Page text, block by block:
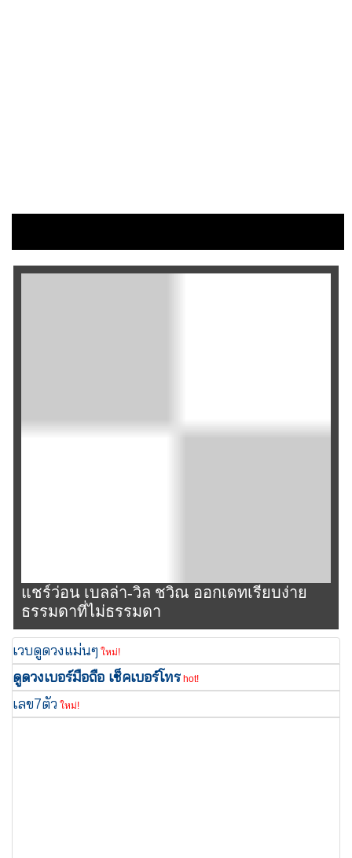
แชร์ว่อน เบลล่า-วิล ชวิณ ออกเดทเรียบง่าย
ธรรมดาที่ไม่ธรรมดา
เวบดูดวงแม่นๆ ใหม่!
ดูดวงเบอร์มือถือ เช็คเบอร์โทร hot!
เลข7ตัว ใหม่!